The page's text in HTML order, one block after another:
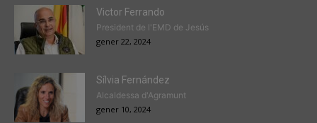
Victor Ferrando
President de l'EMD de Jesús
gener 22, 2024
Sílvia Fernández
Alcaldessa d'Agramunt
gener 10, 2024